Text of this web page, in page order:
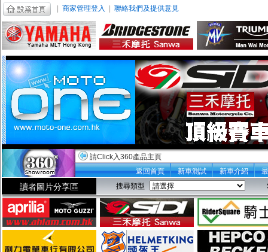
商家管理登入 聯絡我們及提供意見
請Click入360產品主頁
返回首頁
新車測試 新車介紹
讀者圖片分享區 搜尋類型